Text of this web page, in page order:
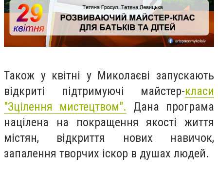
Також у квітні у Миколаєві запускають
відкриті підтримуючі майстер-класи
"Зцілення мистецтвом". Дана програма
націлена на покращення якості життя
містян, відкриття нових навичок,
запалення творчих іскор в душах людей.